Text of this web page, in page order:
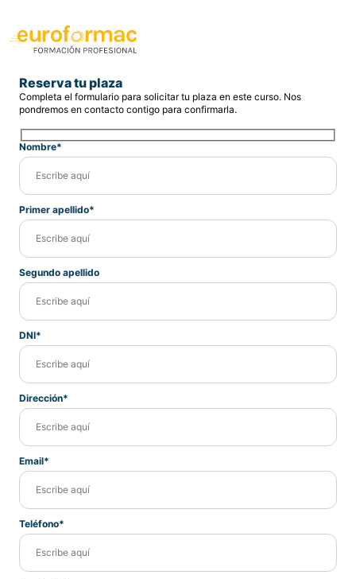
Reserva tu plaza
Completa el formulario para solicitar tu plaza en este curso. Nos
pondremos en contacto contigo para confirmarla.
Nombre*
Primer apellido*
Segundo apellido
DNI*
Dirección*
Email*
Teléfono*